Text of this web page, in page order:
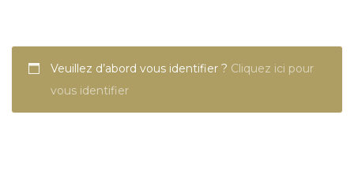
Veuillez d’abord vous identifier ? Cliquez ici pour
vous identifier